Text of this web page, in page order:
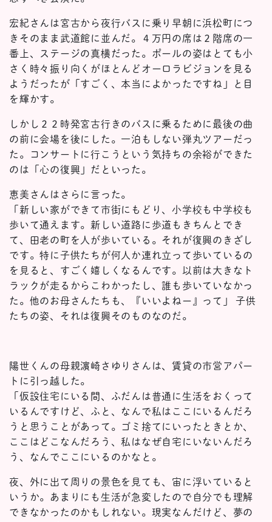
宏紀さんは宮古から夜行バスに乗り早朝に浜松町につ
きそのまま武道館に並んだ。４万円の席は２階席の一
番上、ステージの真横だった。ポールの姿はとても小
さく時々振り向くがほとんどオーロラビジョンを見る
ようだったが「すごく、本当によかったですね」と目
を輝かす。
しかし２２時発宮古行きのバスに乗るために最後の曲
の前に会場を後にした。一泊もしない弾丸ツアーだっ
た。コンサートに行こうという気持ちの余裕ができた
のは「心の復興」だといった。
恵美さんはさらに言った。
「新しい家ができて市街にもどり、小学校も中学校も
歩いて通えます。新しい道路に歩道もきちんとでき
て、田老の町を人が歩いている。それが復興のきざし
です。特に子供たちが何人か連れ立って歩いているの
を見ると、すごく嬉しくなるんです。以前は大きなト
ラックが走るからこわかったし、誰も歩いていなかっ
た。他のお母さんたちも、『いいよねー』って」 子供
たちの姿、それは復興そのものなのだ。
陽世くんの母親濵崎さゆりさんは、賃貸の市営アパー
トに引っ越した。
「仮設住宅にいる間、ふだんは普通に生活をおくって
いるんですけど、ふと、なんで私はここにいるんだろ
うと思うことがあって。ゴミ捨てにいったときとか、
ここはどこなんだろう、私はなぜ自宅にいないんだろ
う、なんでここにいるのかなと。
夜、外に出て周りの景色を見ても、宙に浮いていると
いうか。あまりにも生活が急変したので自分でも理解
できなかったのかもしれない。現実なんだけど、夢の